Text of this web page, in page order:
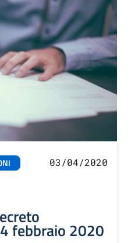
03/04/2020
febbraio 2020